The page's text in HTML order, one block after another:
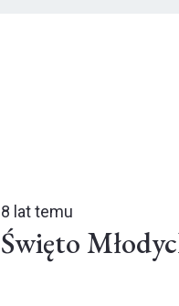
8 lat temu
Święto